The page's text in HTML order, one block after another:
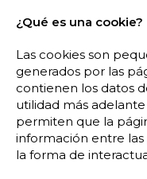
¿Qué es una cookie?
Las cookies son
generados por las
contienen los datos
utilidad más
permiten que la
información entre las
la forma de